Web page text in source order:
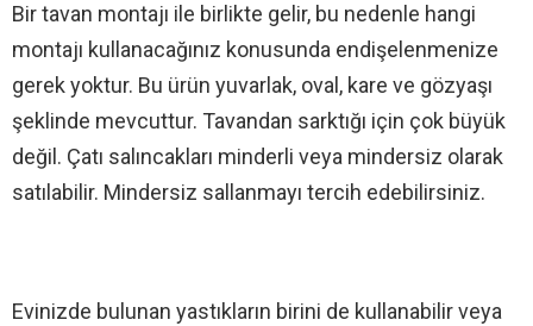
Bir tavan montajı ile birlikte gelir, bu nedenle hangi
montajı kullanacağınız konusunda endişelenmenize
gerek yoktur. Bu ürün yuvarlak, oval, kare ve gözyaşı
şeklinde mevcuttur. Tavandan sarktığı için çok büyük
değil. Çatı salıncakları minderli veya mindersiz olarak
satılabilir. Mindersiz sallanmayı tercih edebilirsiniz.
Evinizde bulunan yastıkların birini de kullanabilir veya